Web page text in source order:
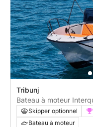
Tribunj
Skipper optionnel
Bateau à moteur